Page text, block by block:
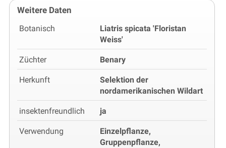
Weitere Daten
Botanisch
Liatris spicata 'Floristan
Weiss'
Züchter Benary
Herkunft
Selektion der
nordamerikanischen Wildart
insektenfreundlich ja
Verwendung
Einzelpflanze,
Gruppenpflanze,